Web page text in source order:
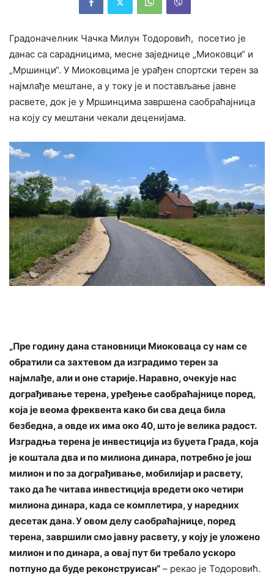
Градоначелник Чачка Милун Тодоровић, посетио је
данас са сарадницима, месне заједнице „Миоковци“ и
„Мршинци“. У Миоковцима је урађен спортски терен за
најмлађе мештане, а у току је и постављање јавне
расвете, док је у Мршинцима завршена саобраћајница
на коју су мештани чекали деценијама.
„Пре годину дана становници Миоковаца су нам се
обратили са захтевом да изградимо терен за
најмлађе, али и оне старије. Наравно, очекује нас
дограђивање терена, уређење саобраћајнице поред,
која је веома фреквента како би сва деца била
безбедна, а овде их има око 40, што је велика радост.
Изградња терена је инвестиција из буџета Града, која
је коштала два и по милиона динара, потребно је још
милион и по за дограђивање, мобилијар и расвету,
тако да ће читава инвестиција вредети око четири
милиона динара, када се комплетира, у наредних
десетак дана. У овом делу саобраћајнице, поред
терена, завршили смо јавну расвету, у коју је уложено
милион и по динара, а овај пут би требало ускоро
потпуно да буде реконструисан“ – рекао је Тодоровић.